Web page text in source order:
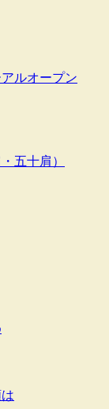
ルオープン
五十肩）